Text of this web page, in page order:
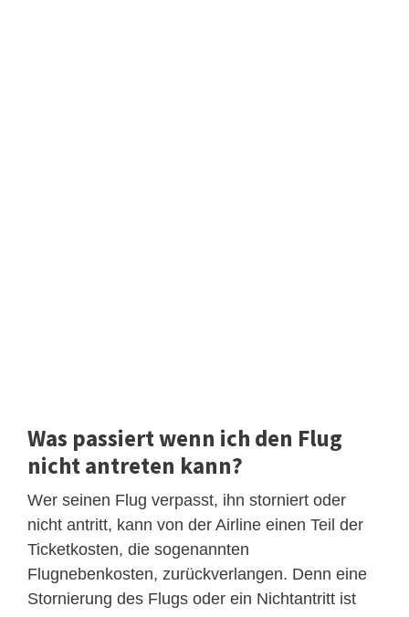
Was passiert wenn ich den Flug
nicht antreten kann?
Wer seinen Flug verpasst, ihn storniert oder
nicht antritt, kann von der Airline einen Teil der
Ticketkosten, die sogenannten
Flugnebenkosten, zurückverlangen. Denn eine
Stornierung des Flugs oder ein Nichtantritt ist